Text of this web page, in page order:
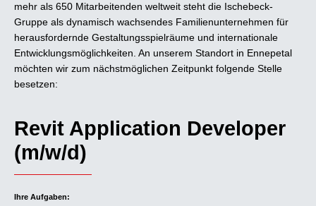
mehr als 650 Mitarbeitenden weltweit steht die Ischebeck-
Gruppe als dynamisch wachsendes Familienunternehmen für
herausfordernde Gestaltungsspielräume und internationale
Entwicklungsmöglichkeiten. An unserem Standort in Ennepetal
möchten wir zum nächstmöglichen Zeitpunkt folgende Stelle
besetzen:
Revit Application Developer
(m/w/d)
Ihre Aufgaben: